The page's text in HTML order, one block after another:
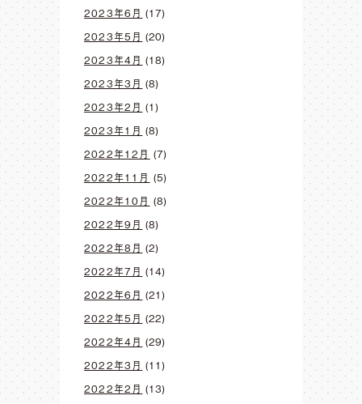
2023年6月 (17)
2023年5月 (20)
2023年4月 (18)
2023年3月 (8)
2023年2月 (1)
2023年1月 (8)
2022年12月 (7)
2022年11月 (5)
2022年10月 (8)
2022年9月 (8)
2022年8月 (2)
2022年7月 (14)
2022年6月 (21)
2022年5月 (22)
2022年4月 (29)
2022年3月 (11)
2022年2月 (13)